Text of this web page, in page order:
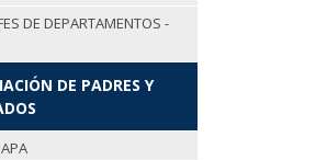
DE DEPARTAMENTOS -
DE PADRES Y